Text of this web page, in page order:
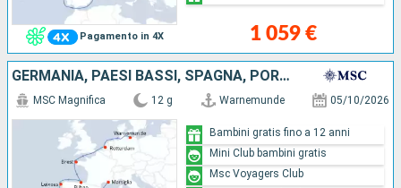
Pagamento in 4X 1 059 €
GERMANIA, PAESI BASSI, SPAGNA, PORTOGALLO, FRANCIA
MSC Magnifica 12 g Warnemunde 05/10/2026
Bambini gratis fino a 12 anni
Mini Club bambini gratis
Msc Voyagers Club